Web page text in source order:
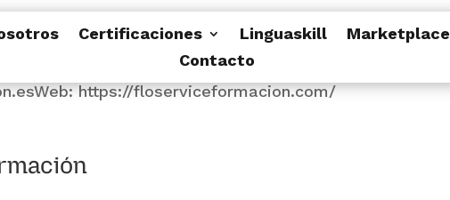
Certificaciones Linguaskill
Marketplace
Contacto
16Población: Teruel (Teruel)Teléfono: 978048359Email:
https://floserviceformacion.com/